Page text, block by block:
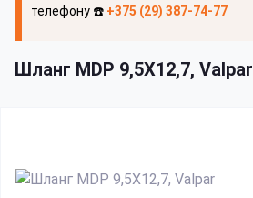
телефону ☎️ +375 (29) 387-74-77
Шланг MDP 9,5X12,7, Valpar